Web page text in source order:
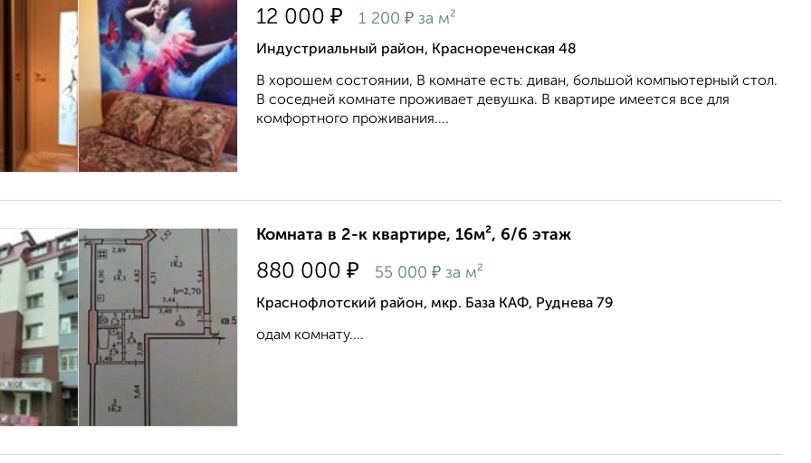
12 000 ₽ 1 200 ₽ за м²
Индустриальный район, Краснореченская 48
В хорошем состоянии, В комнате есть: диван, большой компьютерный стол.
В соседней комнате проживает девушка. В квартире имеется все для
комфортного проживания....
Комната в 2-к квартире, 16м², 6/6 этаж
880 000 ₽ 55 000 ₽ за м²
Краснофлотский район, мкр. База КАФ, Руднева 79
одам комнату....